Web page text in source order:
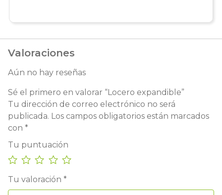
Valoraciones
Aún no hay reseñas
Sé el primero en valorar “Locero expandible”
Tu dirección de correo electrónico no será
publicada. Los campos obligatorios están marcados
con *
Tu puntuación
Tu valoración *